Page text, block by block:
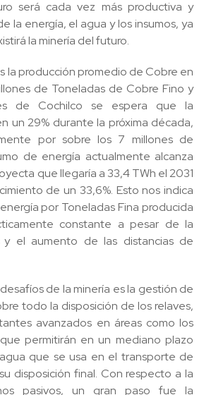
será cada vez más productiva y
la energía, el agua y los insumos, ya
la minería del futuro.
la producción promedio de Cobre en
de Toneladas de Cobre Fino y
de Cochilco se espera que la
un 29% durante la próxima década,
por sobre los 7 millones de
de energía actualmente alcanza
que llegaría a 33,4 TWh el 2031
de un 33,6%. Esto nos indica
por Toneladas Fina producida
constante a pesar de la
el aumento de las distancias de
de la minería es la gestión de
todo la disposición de los relaves,
avanzados en áreas como los
permitirán en un mediano plazo
que se usa en el transporte de
disposición final. Con respecto a la
pasivos, un gran paso fue la